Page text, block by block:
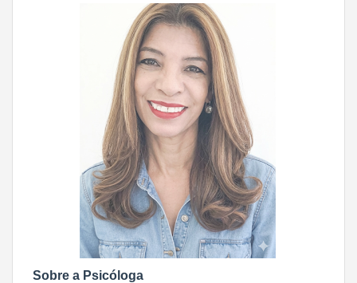
Sobre a Psicóloga